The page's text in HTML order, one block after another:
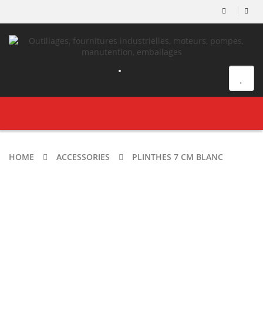
HOME ACCESSORIES PLINTHES 7 CM BLANC